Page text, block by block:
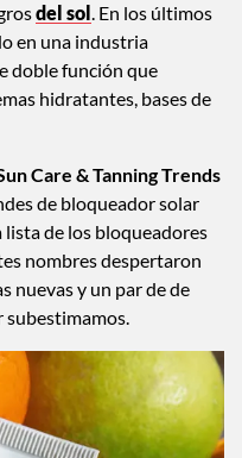
del sol. En los últimos
en una industria
doble función que
hidratantes, bases de
Care & Tanning Trends
de bloqueador solar
de los bloqueadores
nombres despertaron
nuevas y un par de de
subestimamos.